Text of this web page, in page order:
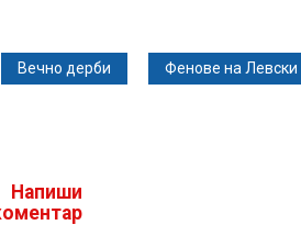
Вечно дерби Фенове на Левски
Напиши